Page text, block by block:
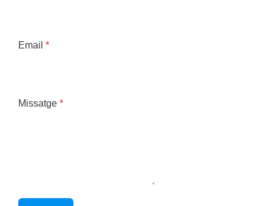
Email *
Missatge *